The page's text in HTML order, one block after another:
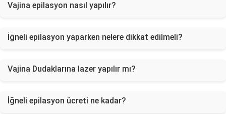
Vajina epilasyon nasıl yapılır?
İğneli epilasyon yaparken nelere dikkat edilmeli?
Vajina Dudaklarına lazer yapılır mı?
İğneli epilasyon ücreti ne kadar?